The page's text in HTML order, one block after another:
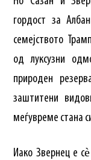
гордост за
семејството
од луксузни
природен
заштитени
меѓувреме стана
Иако Звернец е